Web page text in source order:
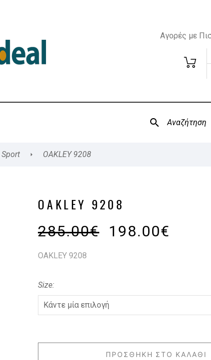
Αγορές με
Sport OAKLEY 9208
OAKLEY 9208
285.00€ 198.00€
OAKLEY 9208
Size
ΠΡΟΣΘΉΚΗ ΣΤΟ ΚΑΛΆΘΙ